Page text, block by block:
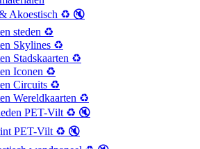
Akoestisch ♻️ 🔇
steden ♻️
Skylines ♻️
Stadskaarten ♻️
Iconen ♻️
Circuits ♻️
Wereldkaarten ♻️
PET-Vilt ♻️ 🔇
PET-Vilt ♻️ 🔇